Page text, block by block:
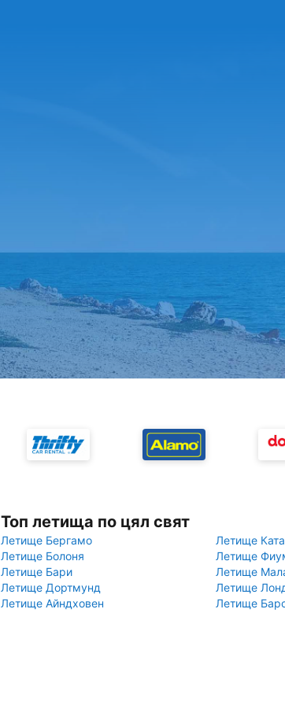
Топ летища по цял свят
Летище Бергамо
Летище
Летище Болоня
Летище
Летище Бари
Летище
Летище Дортмунд
Летище
Летище Айндховен
Летище